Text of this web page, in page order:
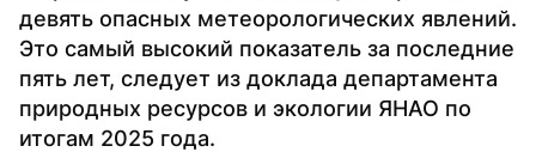
девять опасных метеорологических явлений.
Это самый высокий показатель за последние
пять лет, следует из доклада департамента
природных ресурсов и экологии ЯНАО по
итогам 2025 года.